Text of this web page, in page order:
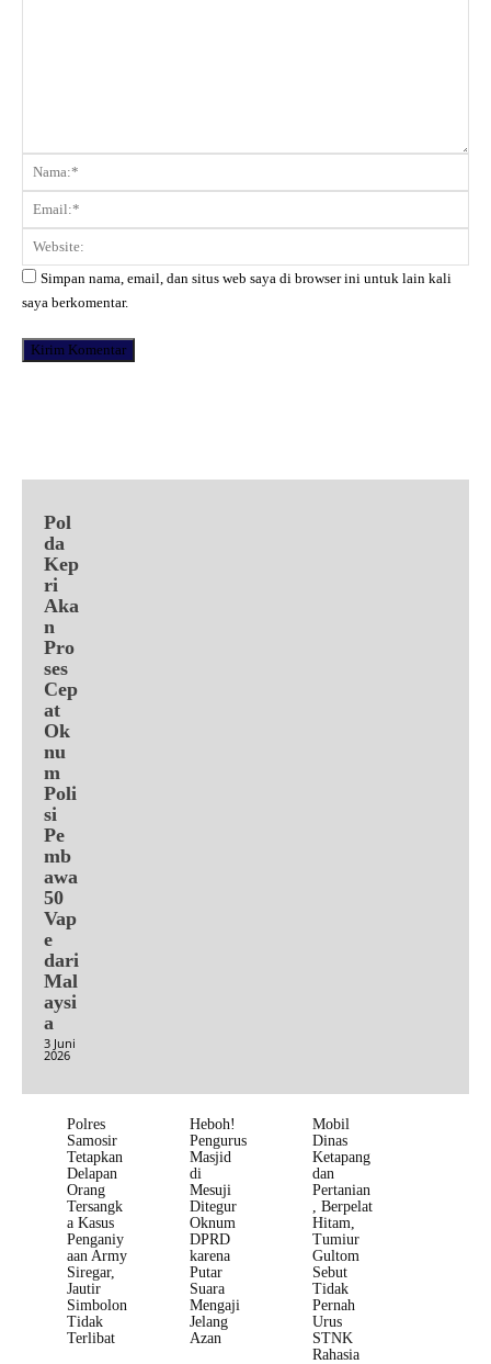
Komentar:
Simpan nama, email, dan situs web saya di browser ini untuk lain kali
saya berkomentar.
Pol
da
Kep
ri
Aka
n
Pro
ses
Cep
at
Ok
nu
m
Poli
si
Pe
mb
awa
50
Vap
e
dari
Mal
aysi
a
3 Juni
2026
Polres
Samosir
Tetapkan
Delapan
Orang
Tersangk
a Kasus
Penganiy
aan Army
Siregar,
Jautir
Simbolon
Tidak
Terlibat
Heboh!
Pengurus
Masjid
di
Mesuji
Ditegur
Oknum
DPRD
karena
Putar
Suara
Mengaji
Jelang
Azan
Mobil
Dinas
Ketapang
dan
Pertanian
, Berpelat
Hitam,
Tumiur
Gultom
Sebut
Tidak
Pernah
Urus
STNK
Rahasia